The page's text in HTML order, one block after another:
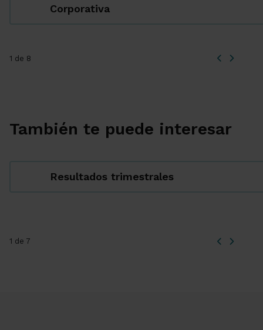
Corporativa
1 de 8
También te puede interesar
Resultados trimestrales
1 de 7